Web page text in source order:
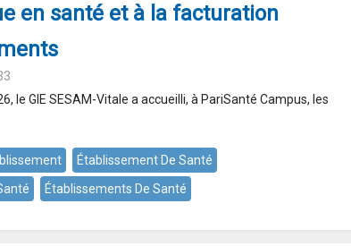
en santé et à la facturation
le GIE SESAM-Vitale a accueilli, à PariSanté Campus, les
Établissement De Santé
Établissements De Santé